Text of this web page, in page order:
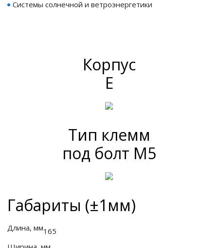
Системы солнечной и ветроэнергетики
Корпус
E
Тип клемм
под болт M5
Габариты (±1мм)
Длина, мм165